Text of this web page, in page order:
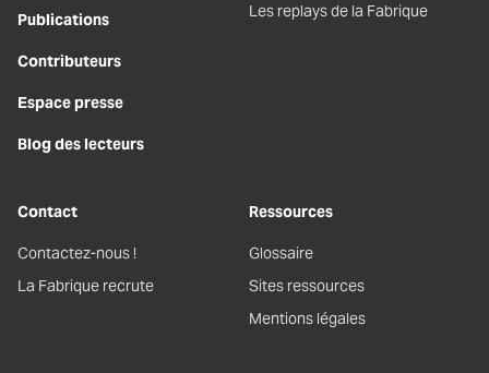
Publications
Contributeurs
Espace presse
Blog des lecteurs
Les replays de la Fabrique
Contact
Contactez-nous !
La Fabrique recrute
Ressources
Glossaire
Sites ressources
Mentions légales